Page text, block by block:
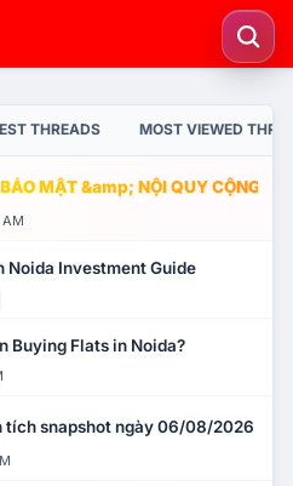
THREADS MOST VIEWED
MẬT &amp; NỘI QUY CỘNG
Noida Investment Guide
Buying Flats in Noida?
tích snapshot ngày 06/08/2026